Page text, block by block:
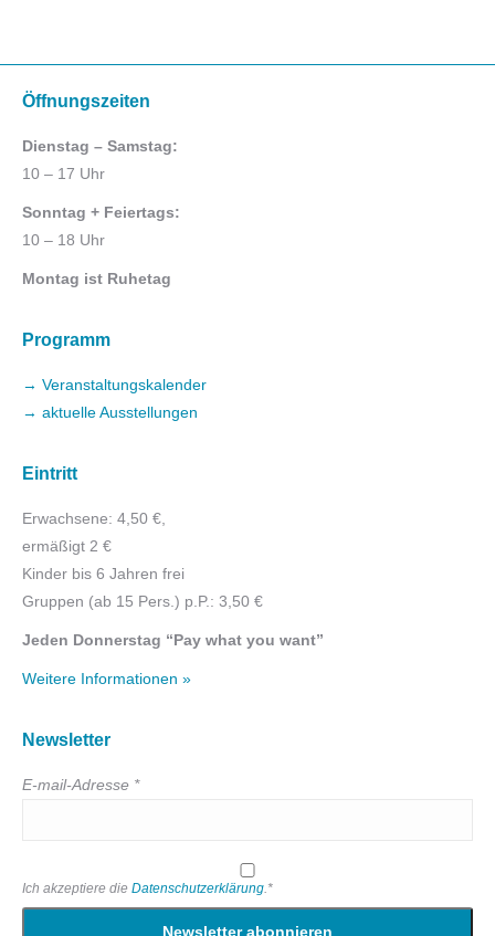
Öffnungszeiten
Dienstag – Samstag:
10 – 17 Uhr
Sonntag + Feiertags:
10 – 18 Uhr
Montag ist Ruhetag
Programm
→ Veranstaltungskalender
→ aktuelle Ausstellungen
Eintritt
Erwachsene: 4,50 €,
ermäßigt 2 €
Kinder bis 6 Jahren frei
Gruppen (ab 15 Pers.) p.P.: 3,50 €
Jeden Donnerstag “Pay what you want”
Weitere Informationen »
Newsletter
E-mail-Adresse *
Ich akzeptiere die Datenschutzerklärung .*